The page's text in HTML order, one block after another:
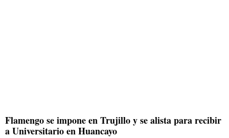
Flamengo se impone en Trujillo y se alista para recibir
a Universitario en Huancayo